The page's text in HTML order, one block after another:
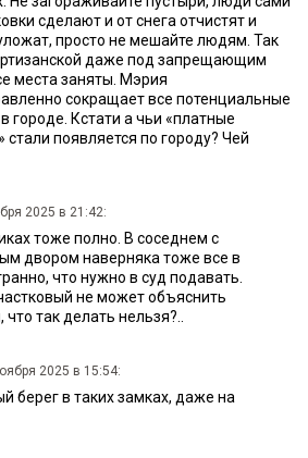
сделают и от снега отчистят и
просто не мешайте людям. Так
даже под запрещающим
места заняты. Мэрия
сокращает все потенциальные
городе. Кстати а чьи «платные
стали появляется по городу? Чей
2025 в 21:42:
тоже полно. В соседнем с
двором наверняка тоже все в
что нужно в суд подавать.
не может объяснить
так делать нельзя?..
2025 в 15:54:
берег в таких замках, даже на